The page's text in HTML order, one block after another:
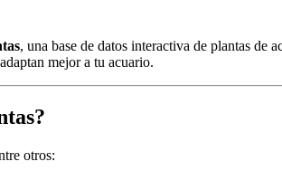
, una base de datos interactiva de plantas de
mejor a tu acuario.
otros: